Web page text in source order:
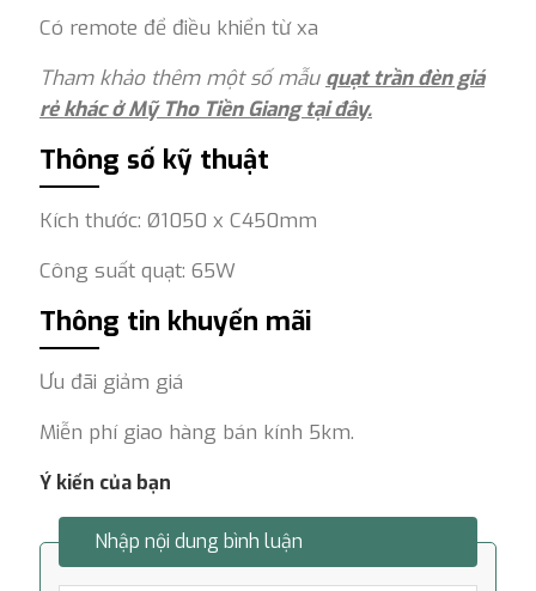
Có remote để điều khiển từ xa
Tham khảo thêm một số mẫu quạt trần đèn giá
rẻ khác ở Mỹ Tho Tiền Giang tại đây.
Thông số kỹ thuật
Kích thước: Ø1050 x C450mm
Công suất quạt: 65W
Thông tin khuyến mãi
Ưu đãi giảm giá
Miễn phí giao hàng bán kính 5km.
Ý kiến của bạn
Nhập nội dung bình luận